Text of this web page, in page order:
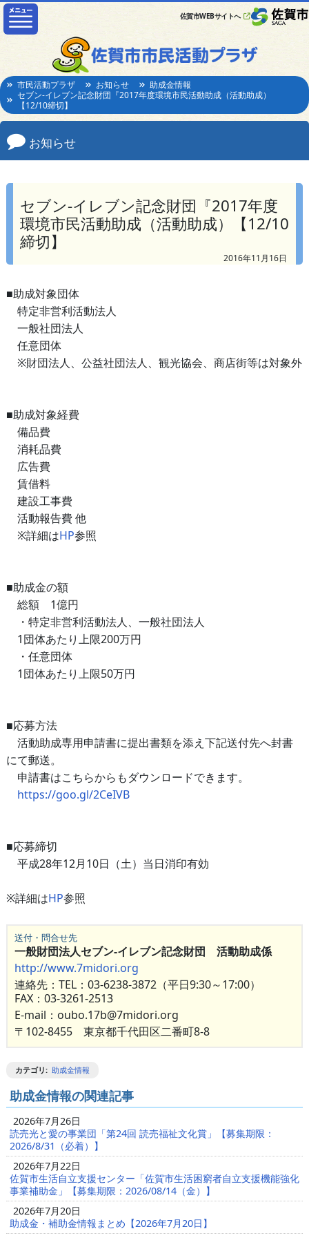
佐賀市WEBサイトへ
市民活動プラザ お知らせ
助成金情報
セブン-イレブン記念財団『2017年度環境市民活動助成（活動助成）
【12/10締切】
お知らせ
セブン-イレブン記念財団『2017年度
環境市民活動助成（活動助成）【12/10
締切】
2016年11月16日
■助成対象団体
特定非営利活動法人
一般社団法人
任意団体
※財団法人、公益社団法人、観光協会、商店街等は対象外
■助成対象経費
備品費
消耗品費
広告費
賃借料
建設工事費
活動報告費 他
※詳細はHP参照
■助成金の額
総額 1億円
・特定非営利活動法人、一般社団法人
1団体あたり上限200万円
・任意団体
1団体あたり上限50万円
■応募方法
活動助成専用申請書に提出書類を添え下記送付先へ封書
にて郵送。
申請書はこちらからもダウンロードできます。
https://goo.gl/2CeIVB
■応募締切
平成28年12月10日（土）当日消印有効
※詳細はHP参照
送付・問合せ先
一般財団法人セブン-イレブン記念財団 活動助成係
http://www.7midori.org
連絡先：TEL：03-6238-3872（平日9:30～17:00）
FAX：03-3261-2513
E-mail：oubo.17b@7midori.org
〒102-8455 東京都千代田区二番町8-8
カテゴリ: 助成金情報
助成金情報の関連記事
2026年7月26日
読売光と愛の事業団「第24回 読売福祉文化賞」【募集期限：
2026/8/31（必着）】
2026年7月22日
佐賀市生活自立支援センター「佐賀市生活困窮者自立支援機能強化
事業補助金」【募集期限：2026/08/14（金）】
2026年7月20日
助成金・補助金情報まとめ【2026年7月20日】